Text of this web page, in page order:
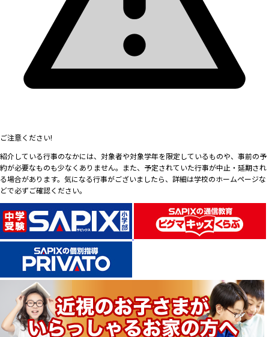
ご注意ください!
紹介している行事のなかには、対象者や対象学年を限定しているものや、事前の予
約が必要なものも少なくありません。また、予定されていた行事が中止・延期され
る場合があります。気になる行事がございましたら、詳細は学校のホームページな
どで必ずご確認ください。